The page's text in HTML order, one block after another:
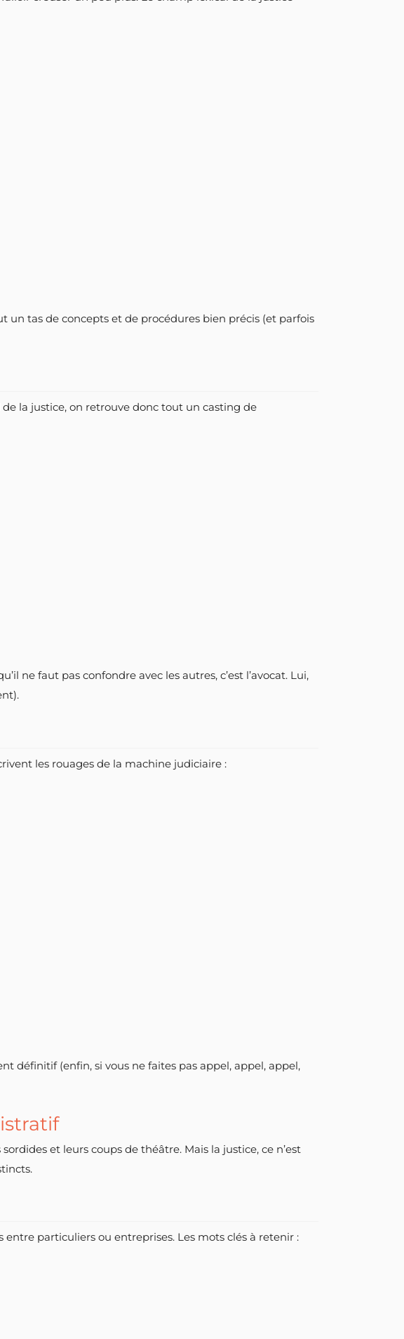
un tas de concepts et de procédures bien précis (et parfois
la justice, on retrouve donc tout un casting de
ne faut pas confondre avec les autres, c’est l’avocat. Lui,
les rouages de la machine judiciaire :
définitif (enfin, si vous ne faites pas appel, appel, appel,
et leurs coups de théâtre. Mais la justice, ce n’est
particuliers ou entreprises. Les mots clés à retenir :